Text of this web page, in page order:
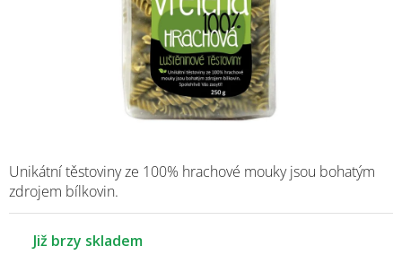
Již brzy skladem
Unikátní těstoviny ze 100% hrachové mouky jsou bohatým
zdrojem bílkovin.